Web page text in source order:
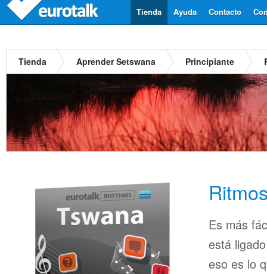
Contacto
Ayuda
Tienda
Tienda Aprender Setswana Principiante
Es más
está
eso es lo